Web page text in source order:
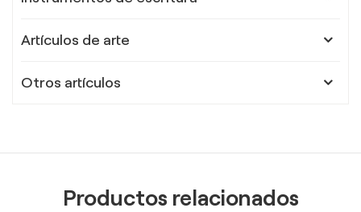
Artículos de arte
Otros artículos
Productos relacionados